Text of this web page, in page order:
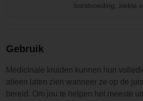
borstvoeding, ziekte
Gebruik
Medicinale kruiden kunnen hun
alleen laten zien wanneer ze op de
bereid. Om jou te helpen het meeste